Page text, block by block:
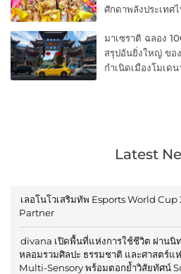
ศักดาพลังประเทศ
มาเซราติ ฉลอง
สรุปอันยิ่งใหญ่ ขอ
กำเนิดเมืองโมเดน
Latest
เลอโนโวเสริมทัพ Esports World
Partner
divana เปิดพื้นที่แห่งการใช้ชีวิต ผ่านนิ
หลอมรวมศิลปะ ธรรมชาติ และศาสตร์แ
Multi-Sensory พร้อมตอกย้ำวิสัยทัศน์